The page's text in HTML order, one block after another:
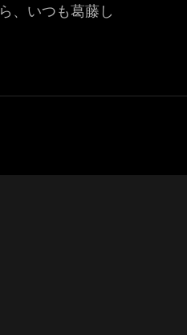
、いつも葛藤し